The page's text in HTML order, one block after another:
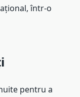
într-o
pentru a